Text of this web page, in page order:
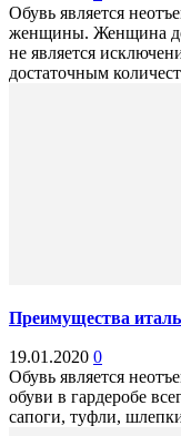
Обувь является
женщины. Женщина
не является
достаточным
Преимущества
19.01.2020 0
Обувь является
обуви в гардеробе
сапоги, туфли,